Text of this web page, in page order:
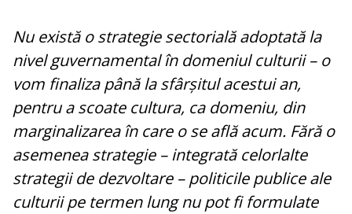
Nu există o strategie sectorială adoptată la
nivel guvernamental în domeniul culturii – o
vom finaliza până la sfârșitul acestui an,
pentru a scoate cultura, ca domeniu, din
marginalizarea în care o se află acum. Fără o
asemenea strategie – integrată celorlalte
strategii de dezvoltare – politicile publice ale
culturii pe termen lung nu pot fi formulate